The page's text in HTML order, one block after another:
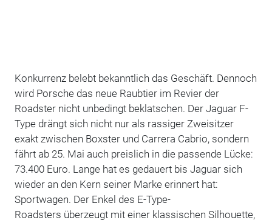
Konkurrenz belebt bekanntlich das Geschäft. Dennoch
wird Porsche das neue Raubtier im Revier der
Roadster nicht unbedingt beklatschen. Der Jaguar F-
Type drängt sich nicht nur als rassiger Zweisitzer
exakt zwischen Boxster und Carrera Cabrio, sondern
fährt ab 25. Mai auch preislich in die passende Lücke:
73.400 Euro. Lange hat es gedauert bis Jaguar sich
wieder an den Kern seiner Marke erinnert hat:
Sportwagen. Der Enkel des E-Type-
Roadsters überzeugt mit einer klassischen Silhouette,